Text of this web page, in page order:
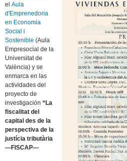
elAula
d'Emprenedoria
en Economia
Social i
Sostenible (Aula
Empresocial de la
Universitat de
València) y se
enmarca en las
actividades del
proyecto de
investigación“La
fiscalitat del
capital des de la
perspectiva de la
justícia tributària
—FISCAP—